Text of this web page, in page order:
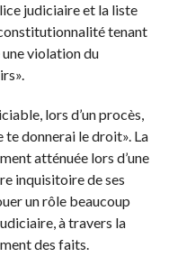
judiciaire et la liste
tenant
une violation du
».
lors d’un procès,
te donnerai le droit». La
atténuée lors d’une
inquisitoire de ses
un rôle beaucoup
à travers la
des faits.